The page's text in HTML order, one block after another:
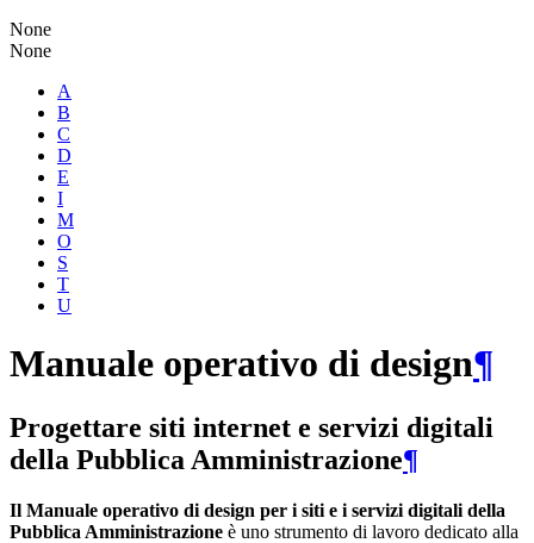
None
None
A
B
C
D
E
I
M
O
S
T
U
Manuale operativo di design¶
Progettare siti internet e servizi digitali
della Pubblica Amministrazione¶
Il Manuale operativo di design per i siti e i servizi digitali della
Pubblica Amministrazione è uno strumento di lavoro dedicato alla